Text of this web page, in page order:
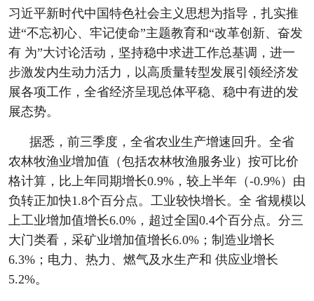
习近平新时代中国特色社会主义思想为指导，扎实推
进“不忘初心、牢记使命”主题教育和“改革创新、奋发
有 为”大讨论活动，坚持稳中求进工作总基调，进一
步激发内生动力活力，以高质量转型发展引领经济发
展各项工作，全省经济呈现总体平稳、稳中有进的发
展态势。
据悉，前三季度，全省农业生产增速回升。全省
农林牧渔业增加值（包括农林牧渔服务业）按可比价
格计算，比上年同期增长0.9%，较上半年（-0.9%）由
负转正加快1.8个百分点。工业较快增长。全 省规模以
上工业增加值增长6.0%，超过全国0.4个百分点。分三
大门类看，采矿业增加值增长6.0%；制造业增长
6.3%；电力、热力、燃气及水生产和 供应业增长
5.2%。